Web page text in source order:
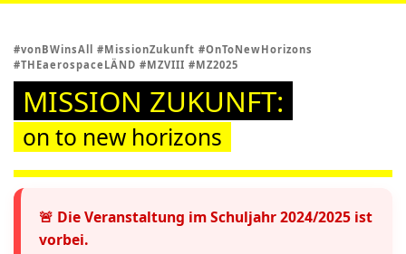
o
#vonBWinsAll #MissionZukunft #OnToNewHorizons
#THEaerospaceLÄND #MZVIII #MZ2025
MISSION ZUKUNFT:
on to new horizons
🚨 Die Veranstaltung im Schuljahr 2024/2025 ist
vorbei.